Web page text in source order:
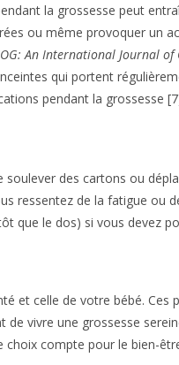
la grossesse peut
ou même provoquer un
An International Journal
qui portent
pendant la grossesse
des cartons ou
ressentez de la fatigue ou
que le dos) si vous devez
et celle de votre bébé. Ces
vivre une grossesse
choix compte pour le bien-